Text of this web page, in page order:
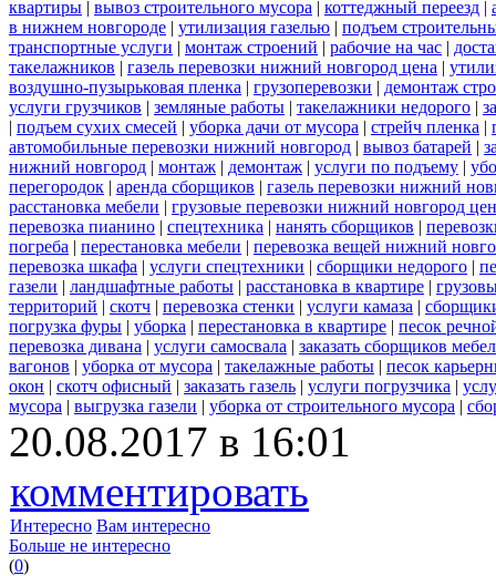
квартиры | вывоз строительного мусора | коттеджный переезд |
в нижнем новгороде | утилизация газелью | подъем
транспортные услуги | монтаж строений | рабочие на час |
такелажников | газель перевозки нижний новгород цена |
воздушно-пузырьковая пленка | грузоперевозки | демонтаж
услуги грузчиков | земляные работы | такелажники недорого |
| подъем сухих смесей | уборка дачи от мусора | стрейч пленка |
автомобильные перевозки нижний новгород | вывоз батарей |
нижний новгород | монтаж | демонтаж | услуги по подъему |
перегородок | аренда сборщиков | газель перевозки нижний
расстановка мебели | грузовые перевозки нижний новгород
перевозка пианино | спецтехника | нанять сборщиков |
погреба | перестановка мебели | перевозка вещей нижний
перевозка шкафа | услуги спецтехники | сборщики недорого |
газели | ландшафтные работы | расстановка в квартире |
территорий | скотч | перевозка стенки | услуги камаза |
погрузка фуры | уборка | перестановка в квартире | песок
перевозка дивана | услуги самосвала | заказать сборщиков
вагонов | уборка от мусора | такелажные работы | песок
окон | скотч офисный | заказать газель | услуги погрузчика |
мусора | выгрузка газели | уборка от строительного мусора |
20.08.2017 в 16:01
комментировать
Интересно Вам интересно
Больше не интересно
(0)